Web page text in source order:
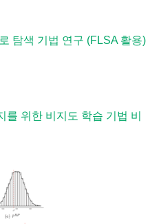
탐색 기법 연구 (FLSA 활용)
위한 비지도 학습 기법 비